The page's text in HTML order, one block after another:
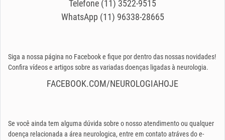
Telefone (11) 3522-9515
WhatsApp (11) 96338-28665
Siga a nossa página no Facebook e fique por dentro das nossas novidades!
Confira vídeos e artigos sobre as variadas doenças ligadas à neurologia.
FACEBOOK.COM/NEUROLOGIAHOJE
Se você ainda tem alguma dúvida sobre o nosso atendimento ou qualquer
doença relacionada a área neurologica, entre em contato atráves do e-